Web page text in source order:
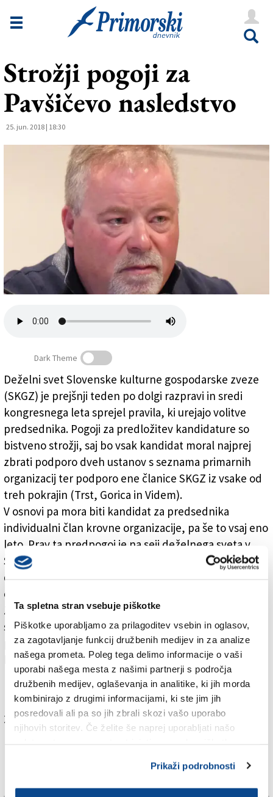
Ta spletna stran vsebuje piškotke
Piškotke uporabljamo za prilagoditev vsebin in oglasov,
za zagotavljanje funkcij družbenih medijev in za analize
našega prometa. Poleg tega delimo informacije o vaši
uporabi našega mesta z našimi partnerji s področja
družbenih medijev, oglaševanja in analitike, ki jih morda
kombinirajo z drugimi informacijami, ki ste jim jih
posredovali ali pa so jih zbrali skozi vašo uporabo
njihovih storitev. Če želite še naprej uporabljati našo
Prikaži podrobnosti
Novice
Goriška
Kultura
Še
Oglasi
Založnik
Strožji pogoji za
Pavšičevo nasledstvo
25. jun. 2018 | 18:30
Strožji pogoji za Pavšičevo nasledstvo
Dark Theme
Deželni svet Slovenske kulturne gospodarske zveze
(SKGZ) je prejšnji teden po dolgi razpravi in sredi
kongresnega leta sprejel pravila, ki urejajo volitve
predsednika. Pogoji za predložitev kandidature so
bistveno strožji, saj bo vsak kandidat moral najprej
zbrati podporo dveh ustanov s seznama primarnih
organizacij ter podporo ene članice SKGZ iz vsake od
treh pokrajin (Trst, Gorica in Videm).
V osnovi pa mora biti kandidat za predsednika
individualni član krovne organizacije, pa še to vsaj eno
leto. Prav ta predpogoj je na seji deželnega sveta v
Štandrežu povzročil največ slabe krvi. S tem
določilom je namreč odrezan iz boja za predsedstvo
eden od možnih kandidatov, podjetnik Edi Kraus.
Zagovorniki strožjih pravil se sklicujejo na dejstvo, da
so osnutek začeli pisati kmalu po zadnjem kongresu
pred skoraj tremi leti, ko nihče še ni napovedal
kandidature.
Več v današnji (torkovi) tiskani izdaji
Za branje in pisanje komentarjevje potrebna prijava